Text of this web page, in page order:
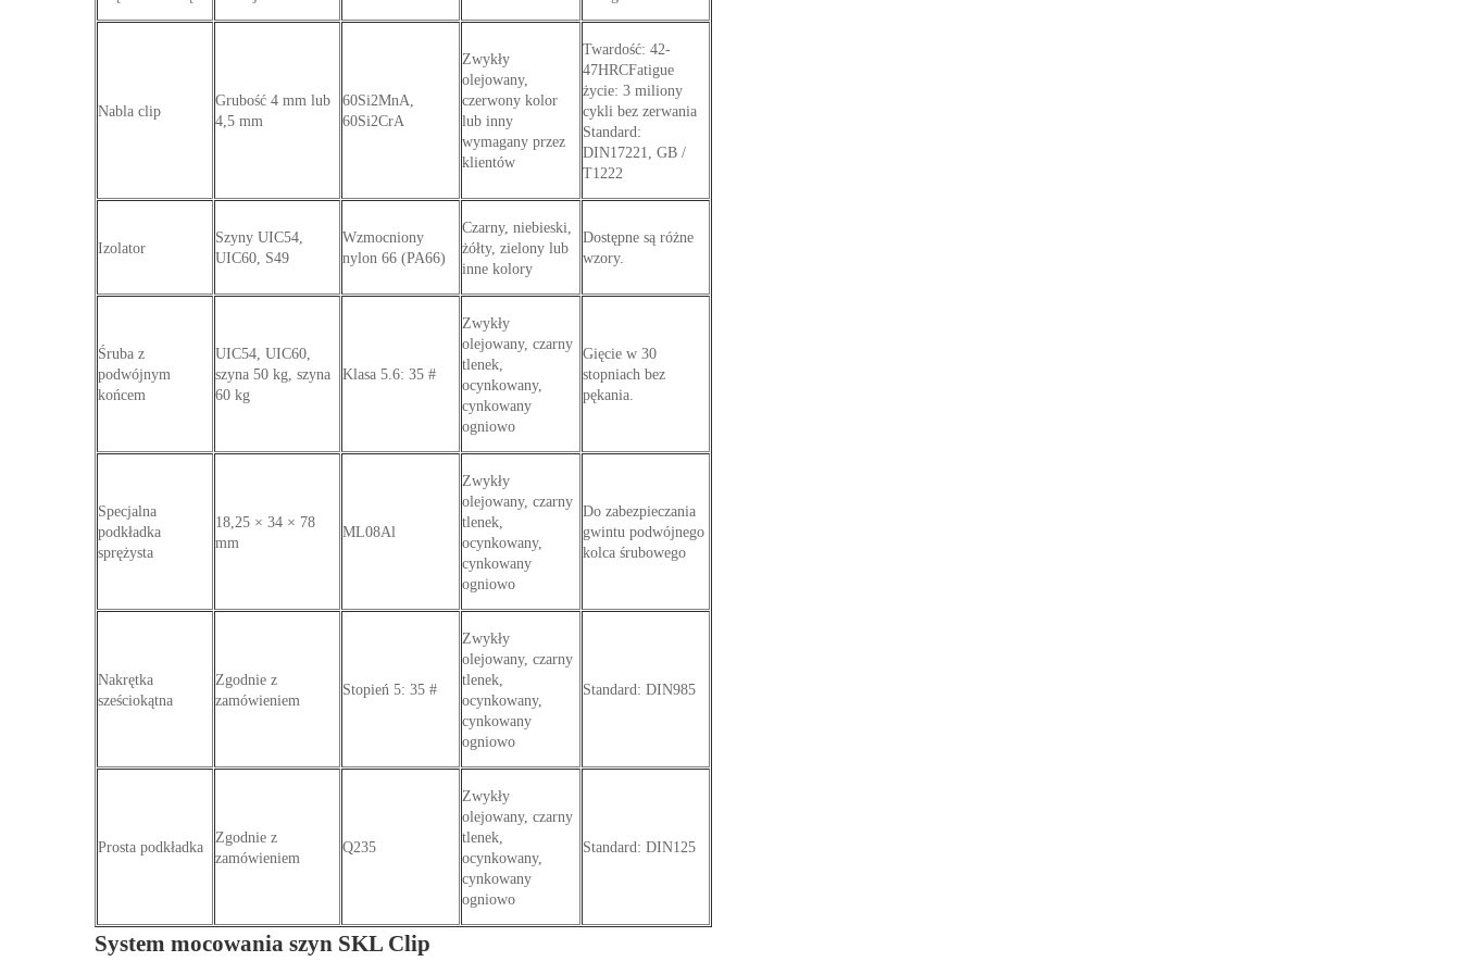
Nabla clip
Grubość 4 mm lub
4,5 mm
60Si2MnA,
60Si2CrA
Zwykły
olejowany,
czerwony kolor
lub inny
wymagany przez
klientów
Twardość: 42-
47HRCFatigue
życie: 3 miliony
cykli bez zerwania
Standard:
DIN17221, GB /
T1222
Izolator
Szyny UIC54,
UIC60, S49
Wzmocniony
nylon 66 (PA66)
Czarny, niebieski,
żółty, zielony lub
inne kolory
Dostępne są różne
wzory.
Śruba z
podwójnym
końcem
UIC54, UIC60,
szyna 50 kg, szyna
60 kg
Klasa 5.6: 35 #
Zwykły
olejowany, czarny
tlenek,
ocynkowany,
cynkowany
ogniowo
Gięcie w 30
stopniach bez
pękania.
Specjalna
podkładka
sprężysta
18,25 × 34 × 78
mm
ML08Al
Zwykły
olejowany, czarny
tlenek,
ocynkowany,
cynkowany
ogniowo
Do zabezpieczania
gwintu podwójnego
kolca śrubowego
Nakrętka
sześciokątna
Zgodnie z
zamówieniem
Stopień 5: 35 #
Zwykły
olejowany, czarny
tlenek,
ocynkowany,
cynkowany
ogniowo
Standard: DIN985
Prosta podkładka
Zgodnie z
zamówieniem
Q235
Zwykły
olejowany, czarny
tlenek,
ocynkowany,
cynkowany
ogniowo
Standard: DIN125
System mocowania szyn SKL Clip